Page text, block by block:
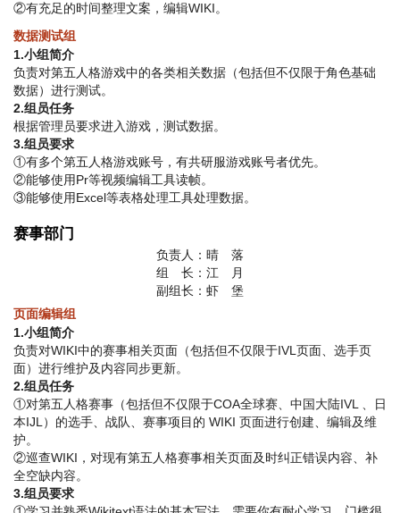
②有充足的时间整理文案，编辑WIKI。
数据测试组
1.小组简介
负责对第五人格游戏中的各类相关数据（包括但不仅限于角色基础
数据）进行测试。
2.组员任务
根据管理员要求进入游戏，测试数据。
3.组员要求
①有多个第五人格游戏账号，有共研服游戏账号者优先。
②能够使用Pr等视频编辑工具读帧。
③能够使用Excel等表格处理工具处理数据。
赛事部门
负责人：晴 落
组 长：江 月
副组长：虾 堡
页面编辑组
1.小组简介
负责对WIKI中的赛事相关页面（包括但不仅限于IVL页面、选手页
面）进行维护及内容同步更新。
2.组员任务
①对第五人格赛事（包括但不仅限于COA全球赛、中国大陆IVL 、日
本IJL）的选手、战队、赛事项目的 WIKI 页面进行创建、编辑及维
护。
②巡查WIKI，对现有第五人格赛事相关页面及时纠正错误内容、补
全空缺内容。
3.组员要求